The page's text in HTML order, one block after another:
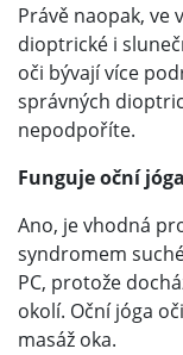
Právě naopak, ve
dioptrické i
oči bývají více
správných
nepodpoříte.
Funguje oční
Ano, je vhodná
syndromem
PC, protože
okolí. Oční jóga
masáž oka.